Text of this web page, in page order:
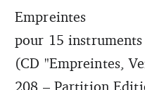
Empreintes
pour 15
(CD "Empreintes,
208 – Partition